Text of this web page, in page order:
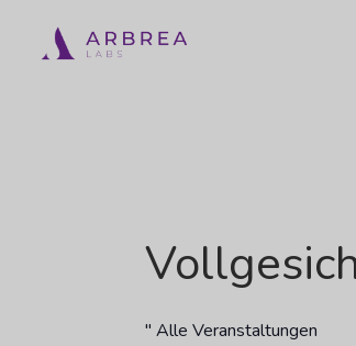
Hauptinhalt
" Alle Veranstaltungen